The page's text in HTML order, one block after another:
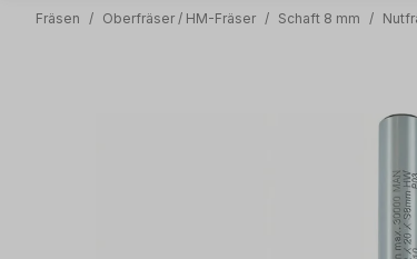
Fräsen / Oberfräser / HM-Fräser / Schaft 8 mm /